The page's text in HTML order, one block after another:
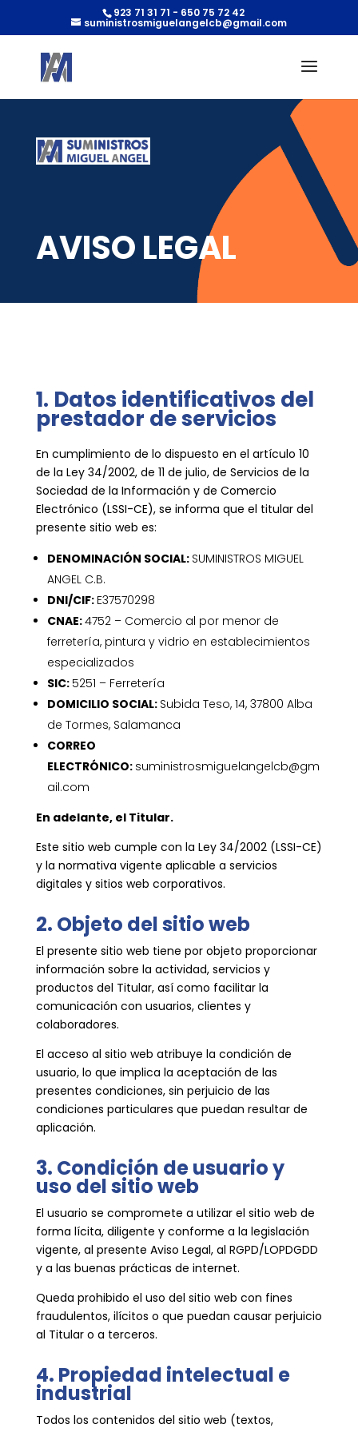
923 71 31 71 - 650 75 72 42
suministrosmiguelangelcb@gmail.com
AVISO LEGAL
1. Datos identificativos del
prestador de servicios
En cumplimiento de lo dispuesto en el artículo 10
de la Ley 34/2002, de 11 de julio, de Servicios de la
Sociedad de la Información y de Comercio
Electrónico (LSSI-CE), se informa que el titular del
presente sitio web es:
DENOMINACIÓN SOCIAL: SUMINISTROS MIGUEL
ANGEL C.B.
DNI/CIF: E37570298
CNAE:4752 – Comercio al por menor de
ferretería, pintura y vidrio en establecimientos
especializados
SIC: 5251 – Ferretería
DOMICILIO SOCIAL: Subida Teso, 14, 37800 Alba
de Tormes, Salamanca
CORREO
ELECTRÓNICO: suministrosmiguelangelcb@gm
ail.com
En adelante, el Titular.
Este sitio web cumple con la Ley 34/2002 (LSSI-CE)
y la normativa vigente aplicable a servicios
digitales y sitios web corporativos.
2. Objeto del sitio web
El presente sitio web tiene por objeto proporcionar
información sobre la actividad, servicios y
productos del Titular, así como facilitar la
comunicación con usuarios, clientes y
colaboradores.
El acceso al sitio web atribuye la condición de
usuario, lo que implica la aceptación de las
presentes condiciones, sin perjuicio de las
condiciones particulares que puedan resultar de
aplicación.
3. Condición de usuario y
uso del sitio web
El usuario se compromete a utilizar el sitio web de
forma lícita, diligente y conforme a la legislación
vigente, al presente Aviso Legal, al RGPD/LOPDGDD
y a las buenas prácticas de internet.
Queda prohibido el uso del sitio web con fines
fraudulentos, ilícitos o que puedan causar perjuicio
al Titular o a terceros.
4. Propiedad intelectual e
industrial
Todos los contenidos del sitio web (textos,